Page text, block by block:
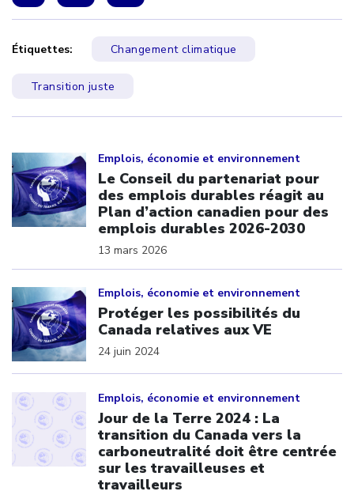
Étiquettes: Changement climatique
Transition juste
Emplois, économie et environnement
Le Conseil du partenariat pour
des emplois durables réagit au
Plan d’action canadien pour des
emplois durables 2026-2030
13 mars 2026
Emplois, économie et environnement
Protéger les possibilités du
Canada relatives aux VE
24 juin 2024
Emplois, économie et environnement
Jour de la Terre 2024 : La
transition du Canada vers la
carboneutralité doit être centrée
sur les travailleuses et
travailleurs